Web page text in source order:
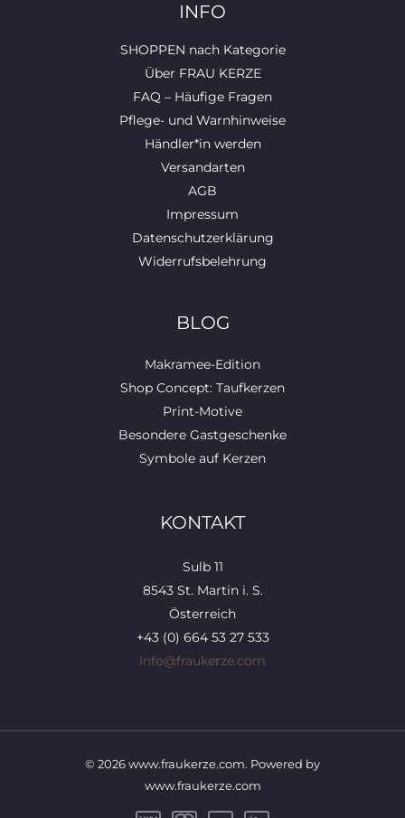
INFO
SHOPPEN nach Kategorie
Über FRAU KERZE
FAQ – Häufige Fragen
Pflege- und Warnhinweise
Händler*in werden
Versandarten
AGB
Impressum
Datenschutzerklärung
Widerrufsbelehrung
BLOG
Makramee-Edition
Shop Concept: Taufkerzen
Print-Motive
Besondere Gastgeschenke
Symbole auf Kerzen
KONTAKT
Sulb 11
8543 St. Martin i. S.
Österreich
+43 (0) 664 53 27 533
info@fraukerze.com
© 2026 www.fraukerze.com. Powered by
www.fraukerze.com